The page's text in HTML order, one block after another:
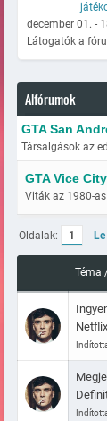
december 01. -
Látogatók a
Alfórumok
GTA San
Társalgások az
GTA Vice City
Viták az 1980-
Oldalak: 1 Le
Téma